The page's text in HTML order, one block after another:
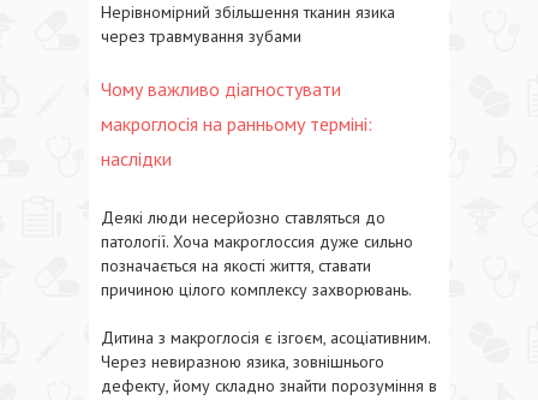
Нерівномірний збільшення тканин язика
через травмування зубами
Чому важливо діагностувати
макроглосія на ранньому терміні:
наслідки
Деякі люди несерйозно ставляться до
патології. Хоча макроглоссия дуже сильно
позначається на якості життя, ставати
причиною цілого комплексу захворювань.
Дитина з макроглосія є ізгоєм, асоціативним.
Через невиразною язика, зовнішнього
дефекту, йому складно знайти порозуміння в